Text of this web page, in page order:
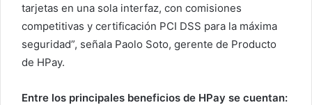
tarjetas en una sola interfaz, con comisiones
competitivas y certificación PCI DSS para la máxima
seguridad”, señala Paolo Soto, gerente de Producto
de HPay.
Entre los principales beneficios de HPay se cuentan: